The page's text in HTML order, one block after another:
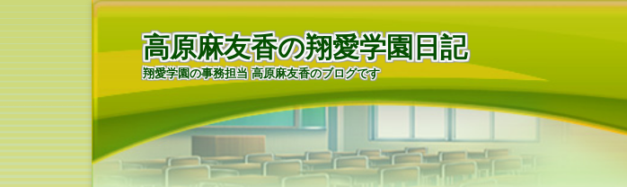
高原麻友香の翔愛学園日記
翔愛学園の事務担当 高原麻友香のブログです